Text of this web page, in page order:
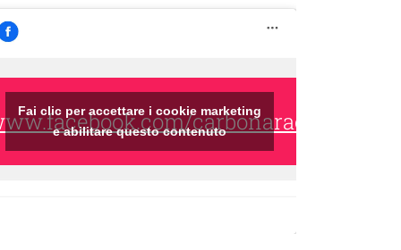
carbonaraclub/
Fai clic per accettare i cookie marketing
e abilitare questo contenuto